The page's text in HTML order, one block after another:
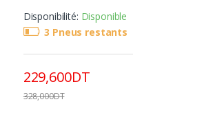
Disponibilité: Disponible
3 Pneus restants
229,600DT
328,000DT